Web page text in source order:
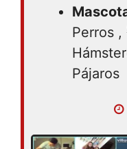
Perros ,
Pájaros